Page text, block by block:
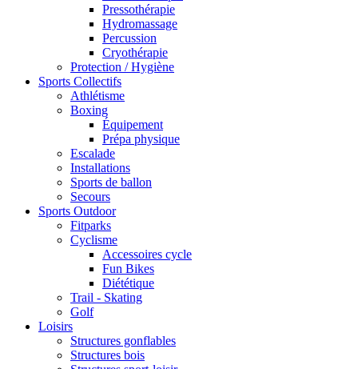
Pressothérapie
Hydromassage
Percussion
Cryothérapie
Protection / Hygiène
Sports Collectifs
Athlétisme
Boxing
Équipement
Prépa physique
Escalade
Installations
Sports de ballon
Secours
Sports Outdoor
Fitparks
Cyclisme
Accessoires cycle
Fun Bikes
Diététique
Trail - Skating
Golf
Loisirs
Structures gonflables
Structures bois